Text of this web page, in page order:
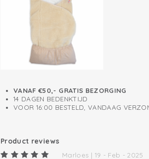
VANAF €50,- GRATIS BEZORGING
14 DAGEN BEDENKTIJD
VOOR 16:00 BESTELD, VANDAAG
Product reviews
Marloes | 19 - Feb - 2025